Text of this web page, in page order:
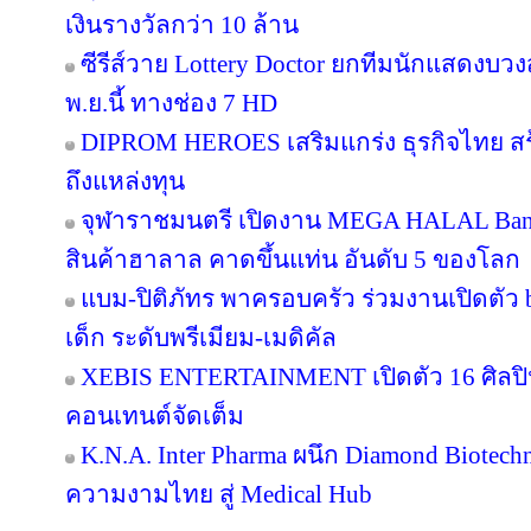
เงินรางวัลกว่า 10 ล้าน
ซีรีส์วาย Lottery Doctor ยกทีมนักแสดงบว
พ.ย.นี้ ทางช่อง 7 HD
DIPROM HEROES เสริมแกร่ง ธุรกิจไทย
ถึงแหล่งทุน
จุฬาราชมนตรี เปิดงาน MEGA HALAL
สินค้าฮาลาล คาดขึ้นแท่น อันดับ 5 ของโลก
แบม-ปิติภัทร พาครอบครัว ร่วมงานเปิดตัว
เด็ก ระดับพรีเมียม-เมดิคัล
XEBIS ENTERTAINMENT เปิดตัว 16 ศิ
คอนเทนต์จัดเต็ม
K.N.A. Inter Pharma ผนึก Diamond
ความงามไทย สู่ Medical Hub